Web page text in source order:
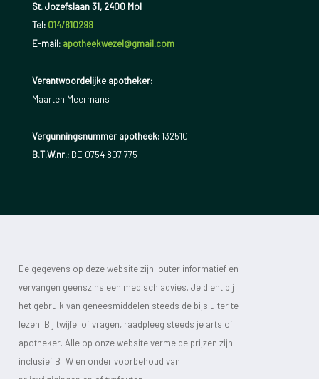
St. Jozefslaan 31, 2400 Mol
Tel: 014/810298
E-mail: apotheekwezel@gmail.com
Verantwoordelijke apotheker:
Maarten Meermans
Vergunningsnummer apotheek:132510
B.T.W.nr.:BE 0754 807 775
De gegevens op deze website zijn louter informatief en
vervangen geenszins een medisch advies. Je dient bij
het gebruik van geneesmiddelen steeds de bijsluiter te
lezen. Bij twijfel of vragen, raadpleeg steeds je arts of
apotheker. Alle op onze website vermelde prijzen zijn
inclusief BTW en onder voorbehoud van